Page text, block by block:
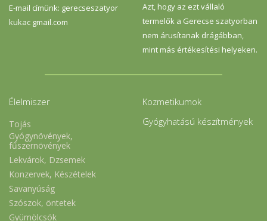
E-mail címünk: gerecseszatyor
kukac gmail.com
Azt, hogy az ezt vállaló
termelők a Gerecse szatyorban
nem árusítanak drágábban,
mint más értékesítési helyeken.
Élelmiszer
Tojás
Gyógynövények,
fűszernövények
Lekvárok, Dzsemek
Konzervek, Készételek
Savanyúság
Szószok, öntetek
Gyümölcsök
Kozmetikumok
Gyógyhatású készítmények